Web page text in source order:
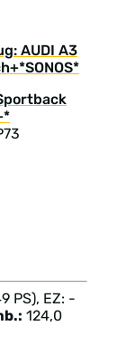
AUDI A3
PS), EZ: -
124,0